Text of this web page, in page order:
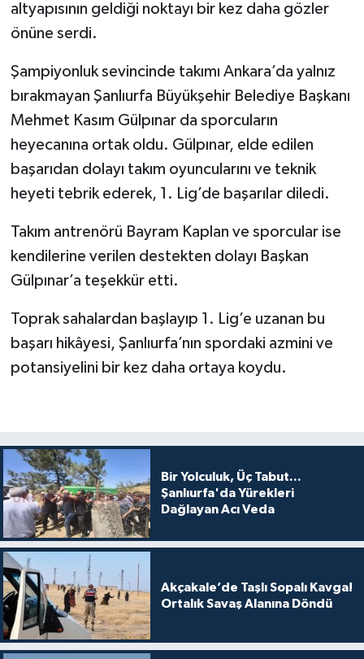
altyapısının geldiği noktayı bir kez daha gözler
önüne serdi.
Şampiyonluk sevincinde takımı Ankara’da yalnız
bırakmayan Şanlıurfa Büyükşehir Belediye Başkanı
Mehmet Kasım Gülpınar da sporcuların
heyecanına ortak oldu. Gülpınar, elde edilen
başarıdan dolayı takım oyuncularını ve teknik
heyeti tebrik ederek, 1. Lig’de başarılar diledi.
Takım antrenörü Bayram Kaplan ve sporcular ise
kendilerine verilen destekten dolayı Başkan
Gülpınar’a teşekkür etti.
Toprak sahalardan başlayıp 1. Lig’e uzanan bu
başarı hikâyesi, Şanlıurfa’nın spordaki azmini ve
potansiyelini bir kez daha ortaya koydu.
Bir Yolculuk, Üç Tabut...
Şanlıurfa'da Yürekleri
Dağlayan Acı Veda
Akçakale’de Taşlı Sopalı Kavga!
Ortalık Savaş Alanına Döndü